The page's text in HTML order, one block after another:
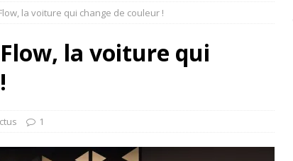
GTi : naissance d’une légende
ACTUS
: Honda dévoile un spot publicitaire… confiné!
ACTUS
reprennent bientôt…
: Oui, les français vont parfois trop loin.
Flow, la voiture qui change de couleur !
Flow, la voiture qui
1